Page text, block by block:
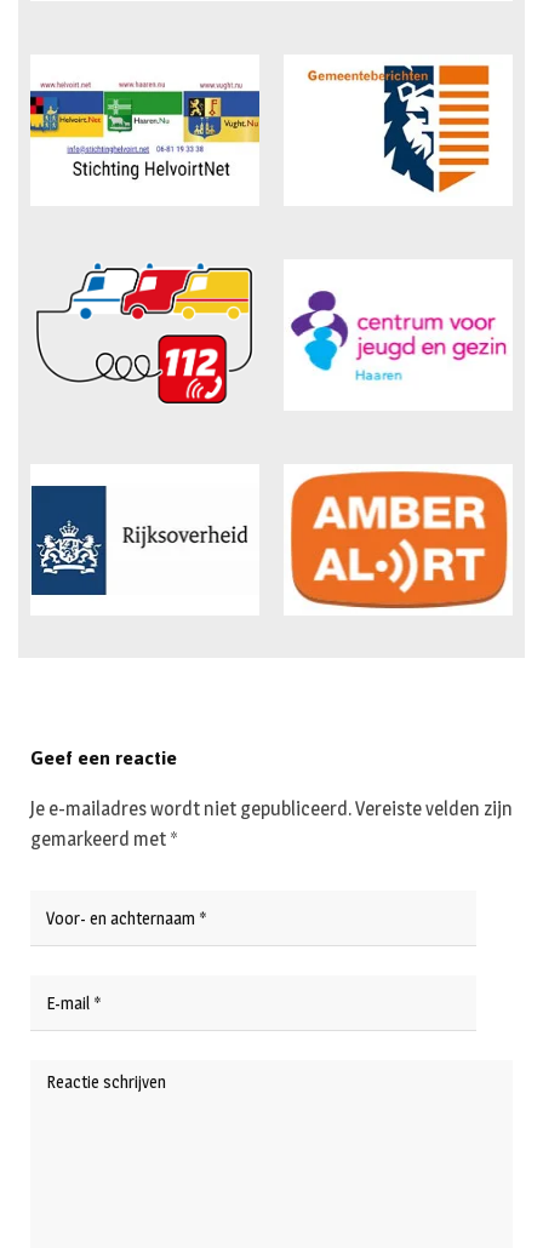
Geef een reactie
Je e-mailadres wordt niet gepubliceerd.Vereiste velden zijn
gemarkeerd met *